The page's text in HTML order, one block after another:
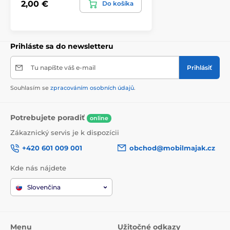
2,00 € Do košíka
Prihláste sa do newsletteru
Tu napíšte váš e-mail Prihlásiť
Souhlasím se zpracováním osobních údajů.
Potrebujete poradiť online
Zákaznický servis je k dispozícii
+420 601 009 001
obchod@mobilmajak.cz
Kde nás nájdete
Slovenčina
Menu Užitočné odkazy